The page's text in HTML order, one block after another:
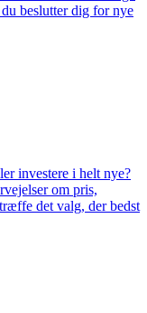
beslutter dig for nye
investere i helt nye?
om pris,
det valg, der bedst